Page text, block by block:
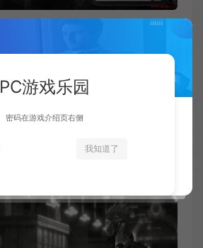
PC游戏乐园
密码在游戏介绍页右侧
我知道了